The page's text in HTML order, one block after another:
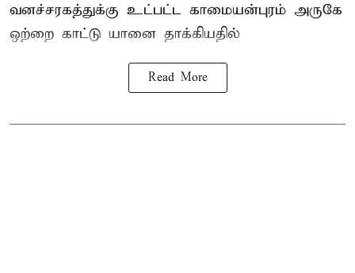
வனச்சரகத்துக்கு உட்பட்ட காமையன்புரம் அருகே
ஒற்றை காட்டு யானை தாக்கியதில்
Read More